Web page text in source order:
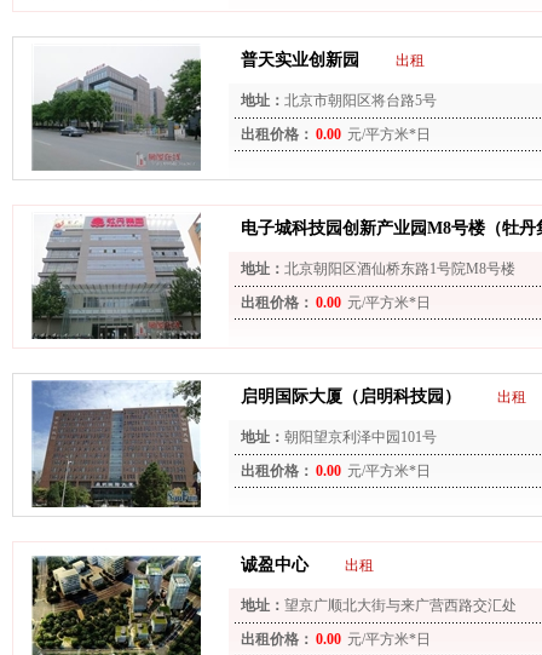
普天实业创新园 出租
地址： 北京市朝阳区将台路5号
出租价格： 0.00 元/平方米*日
电子城科技园创新产业园M8号楼（牡丹
地址： 北京朝阳区酒仙桥东路1号院M8号楼
出租价格： 0.00 元/平方米*日
启明国际大厦（启明科技园） 出租
地址： 朝阳望京利泽中园101号
出租价格： 0.00 元/平方米*日
诚盈中心 出租
地址： 望京广顺北大街与来广营西路交汇处
出租价格： 0.00 元/平方米*日